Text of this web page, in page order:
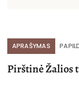
APRAŠYMAS
Pirštinė Žalios